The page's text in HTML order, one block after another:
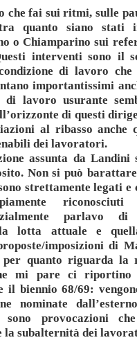
che fai sui ritmi, sulle
quanto siano stati
o Chiamparino sui
interventi sono il
di lavoro
importantissimi
di lavoro usurante
di questi
al ribasso anche
dei lavoratori.
assunta da Landini
Non si può
strettamente legati
parlavo
lotta attuale e
imposizioni di
quanto riguarda la
mi pare ci
il biennio 68/69:
nominate
sono provocazioni
subalternità dei